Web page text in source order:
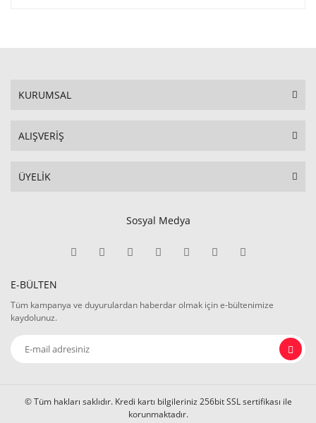
KURUMSAL
ALIŞVERİŞ
ÜYELİK
Sosyal Medya
E-BÜLTEN
Tüm kampanya ve duyurulardan haberdar olmak için e-bültenimize
kaydolunuz.
© Tüm hakları saklıdır. Kredi kartı bilgileriniz 256bit SSL sertifikası ile
korunmaktadır.